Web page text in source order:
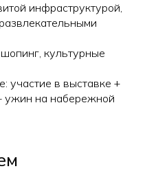
инфраструктурой,
культурные
участие в выставке +
ужин на набережной